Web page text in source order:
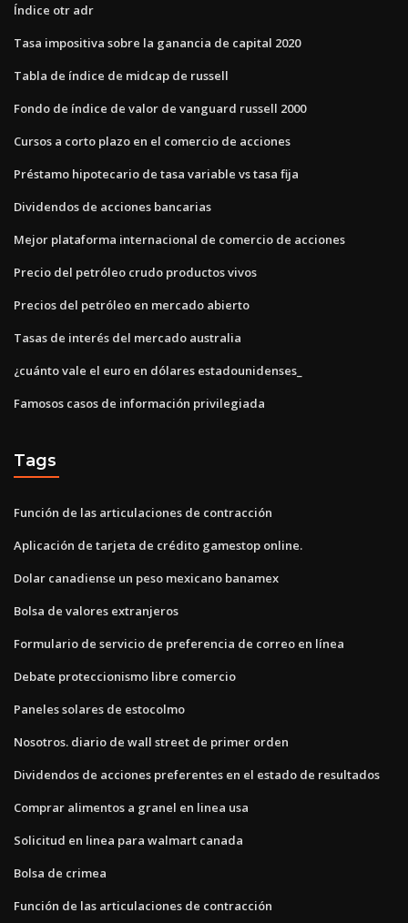
Índice otr adr
Tasa impositiva sobre la ganancia de capital 2020
Tabla de índice de midcap de russell
Fondo de índice de valor de vanguard russell 2000
Cursos a corto plazo en el comercio de acciones
Préstamo hipotecario de tasa variable vs tasa fija
Dividendos de acciones bancarias
Mejor plataforma internacional de comercio de acciones
Precio del petróleo crudo productos vivos
Precios del petróleo en mercado abierto
Tasas de interés del mercado australia
¿cuánto vale el euro en dólares estadounidenses_
Famosos casos de información privilegiada
Tags
Función de las articulaciones de contracción
Aplicación de tarjeta de crédito gamestop online.
Dolar canadiense un peso mexicano banamex
Bolsa de valores extranjeros
Formulario de servicio de preferencia de correo en línea
Debate proteccionismo libre comercio
Paneles solares de estocolmo
Nosotros. diario de wall street de primer orden
Dividendos de acciones preferentes en el estado de resultados
Comprar alimentos a granel en linea usa
Solicitud en linea para walmart canada
Bolsa de crimea
Función de las articulaciones de contracción